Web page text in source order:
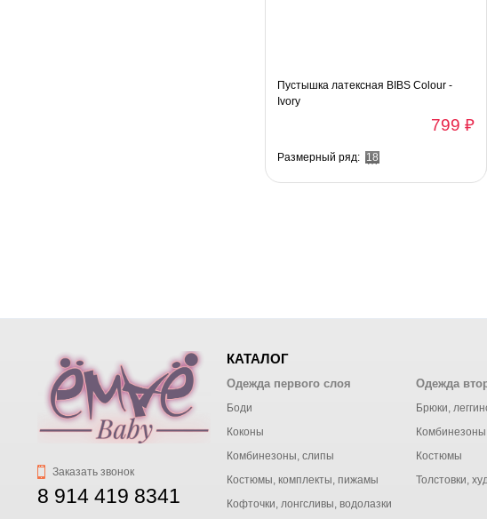
Пустышка латексная BIBS Colour -
Ivory
799 ₽
Размерный ряд: 18
Заказать звонок
8 914 419 8341
КАТАЛОГ
Одежда первого слоя
Боди
Коконы
Комбинезоны, слипы
Костюмы, комплекты, пижамы
Кофточки, лонгсливы, водолазки
Одежда
Брюки,
Комбинезоны
Костюмы
Толстовки,